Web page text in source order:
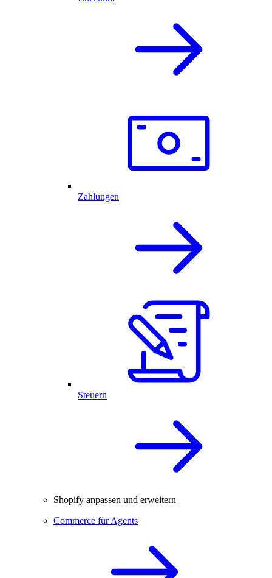
Zahlungen
Steuern
Shopify anpassen und erweitern
Commerce für Agents